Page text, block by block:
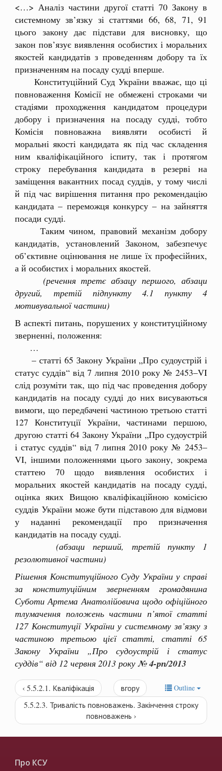
<…> Аналіз частини другої статті 70 Закону в
системному зв’язку зі статтями 66, 68, 71, 91
цього закону дає підстави для висновку, що
закон пов’язує виявлення особистих і моральних
якостей кандидатів з проведенням добору та їх
призначенням на посаду судді вперше.
Конституційний Суд України вважає, що ці
повноваження Комісії не обмежені строками чи
стадіями проходження кандидатом процедури
добору і призначення на посаду судді, тобто
Комісія повноважна виявляти особисті й
моральні якості кандидата як під час складення
ним кваліфікаційного іспиту, так і протягом
строку перебування кандидата в резерві на
заміщення вакантних посад суддів, у тому числі
й під час вирішення питання про рекомендацію
кандидата – переможця конкурсу – на зайняття
посади судді.
Таким чином, правовий механізм добору
кандидатів, установлений Законом, забезпечує
об’єктивне оцінювання не лише їх професійних,
а й особистих і моральних якостей.
(речення третє абзацу першого, абзаци
другий, третій підпункту 4.1 пункту 4
мотивувальної частини)
В аспекті питань, порушених у конституційному
зверненні, положення:
…
– статті 65 Закону України „Про судоустрій і
статус суддів“ від 7 липня 2010 року № 2453–VI
слід розуміти так, що під час проведення добору
кандидатів на посаду судді до них висуваються
вимоги, що передбачені частиною третьою статті
127 Конституції України, частинами першою,
другою статті 64 Закону України „Про судоустрій
і статус суддів“ від 7 липня 2010 року № 2453–
VI, іншими положеннями цього закону, зокрема
статтею 70 щодо виявлення особистих і
моральних якостей кандидатів на посаду судді,
оцінка яких Вищою кваліфікаційною комісією
суддів України може бути підставою для відмови
у наданні рекомендації про призначення
кандидатів на посаду судді.
(абзаци перший, третій пункту 1
резолютивної частини)
Рішення Конституційного Суду України у справі
за конституційним зверненням громадянина
Суботи Артема Анатолійовича щодо офіційного
тлумачення положень частини п’ятої статті
127 Конституції України у системному зв’язку з
частиною третьою цієї статті, статті 65
Закону України „Про судоустрій і статус
суддів“ від 12 червня 2013 року № 4-рп/2013
Outline
‹ 5.5.2.1. Кваліфікація
вгору
5.5.2.3. Тривалість повноважень. Закінчення строку
повноважень ›
Про КСУ